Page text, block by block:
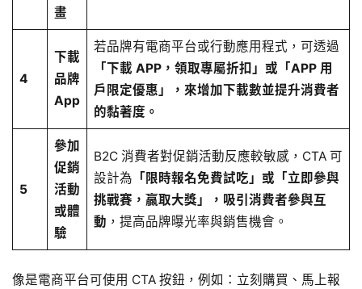
畫
4
下載
品牌
App
若品牌有電商平台或行動應用程式，可透過
「下載 APP，領取專屬折扣」或「APP 用
戶限定優惠」，來增加下載數並提升消費者
的黏著度。
5
參加
促銷
活動
或體
驗
B2C 消費者對促銷活動反應較敏感，CTA 可
設計為 「限時報名免費試吃」或「立即參與
挑戰賽，贏取大獎」，吸引消費者參與互
動 ，提高品牌曝光率與銷售機會。
像是電商平台可使用 CTA 按鈕，例如：立刻購買、馬上報